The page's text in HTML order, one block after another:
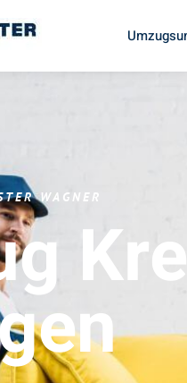
WAGNER